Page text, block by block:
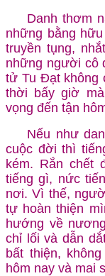
Danh thơm
những bằng
truyền tụng,
những người cô
tử Tu Đạt không
thời bấy giờ
vọng đến tận
Nếu như
cuộc đời thì
kém. Rắn chết
tiếng gì, nức
nơi. Vì thế,
tự hoàn thiện
hướng về
chỉ lối và dẫn
bất thiện,
hôm nay và mai